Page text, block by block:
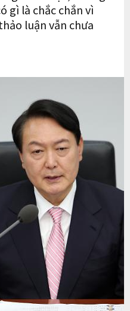
gì là chắc chắn vì
luận vẫn chưa